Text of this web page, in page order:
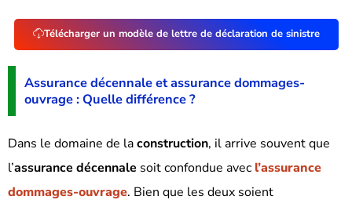
Télécharger un modèle de lettre de déclaration de sinistre
Assurance décennale et assurance dommages-
ouvrage : Quelle différence ?
Dans le domaine de laconstruction, il arrive souvent que
l’assurance décennale soit confondue avec l’assurance
dommages-ouvrage. Bien que les deux soient